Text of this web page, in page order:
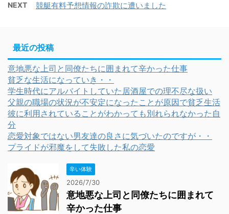
NEXT 競艇有料予想情報の詐欺に遭いました
最近の投稿
意地悪な上司と同僚たちに囲まれて辛かった仕事
貧乏な生活になっていき・・
学生時代にアルバイトしていた居酒屋での理不尽な扱い
父親の職場の状況が不安定になったことが原因で貧乏生活
彼に利用されていることがわかっても別れられなかった自
分
恋愛対象ではない男友達の良さに気づいたのですが・・
プライドが邪魔をして失敗した私の恋愛
辛い体験
2026/7/30
意地悪な上司と同僚たちに囲まれて
辛かった仕事